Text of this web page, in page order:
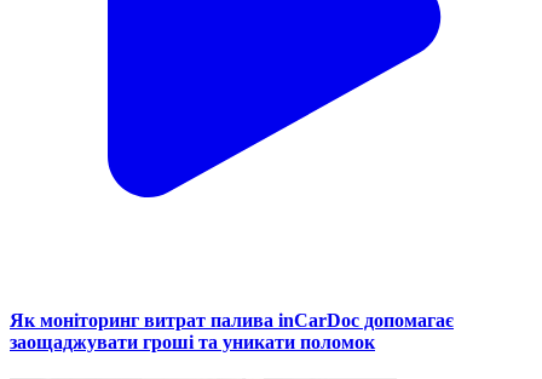
Як моніторинг витрат палива inCarDoc допомагає
заощаджувати гроші та уникати поломок